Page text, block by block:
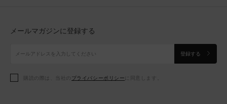
アクセサリー
アクセサリー
シューズ
アクセサリー
シューズ
メールマガジンに登録する
登録する
購読の際は、当社の プライバシーポリシー に同意します。